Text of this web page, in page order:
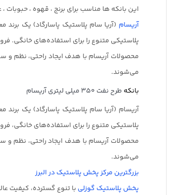
این بانکه ها مناسب برای برنج ، قهوه ،
آریسام (آریا سام پلاستیک پاسارگاد) یک برند
پلاستیکی متنوع را برای استفاده‌های خانگی.
محصولات آریسام با هدف ایجاد راحتی، نظم و
می‌شوند.
بانکه طرح نفت 350 میلی لیتری آریسام
آریسام (آریا سام پلاستیک پاسارگاد) یک برند
پلاستیکی متنوع را برای استفاده‌های خانگی،
محصولات آریسام با هدف ایجاد راحتی، نظم و
می‌شوند.
بزرگترین مرکز پخش پلاستیک در البرز
پخش پلاستیک گوزلی با تنوع گسترده، کیفیت